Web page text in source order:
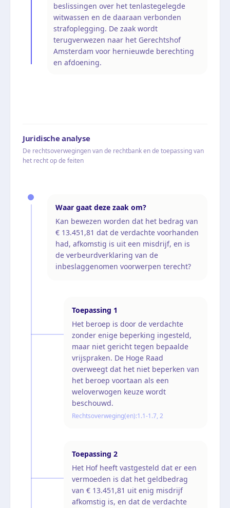
beslissingen over het tenlastegelegde
witwassen en de daaraan verbonden
strafoplegging. De zaak wordt
terugverwezen naar het Gerechtshof
Amsterdam voor hernieuwde berechting
en afdoening.
Juridische analyse
De rechtsoverwegingen van de rechtbank en de toepassing van
het recht op de feiten
Waar gaat deze zaak om?
Kan bewezen worden dat het bedrag van
€ 13.451,81 dat de verdachte voorhanden
had, afkomstig is uit een misdrijf, en is
de verbeurdverklaring van de
inbeslaggenomen voorwerpen terecht?
Toepassing 1
Het beroep is door de verdachte
zonder enige beperking ingesteld,
maar niet gericht tegen bepaalde
vrijspraken. De Hoge Raad
overweegt dat het niet beperken van
het beroep voortaan als een
weloverwogen keuze wordt
beschouwd.
Rechtsoverweging(en):1.1-1.7, 2
Toepassing 2
Het Hof heeft vastgesteld dat er een
vermoeden is dat het geldbedrag
van € 13.451,81 uit enig misdrijf
afkomstig is, en dat de verdachte